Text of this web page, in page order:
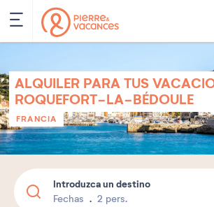
ALQUILER PARA TUS
ROQUEFORT-LA-BÉDOULE
FRANCIA
Introduzca un destino
Fechas 2 pers.